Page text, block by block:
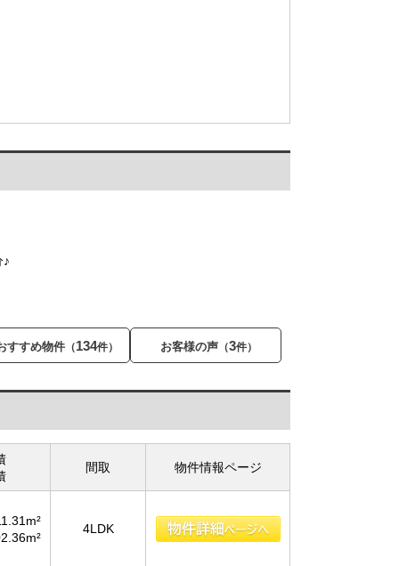
すすめ物件 （134件） お客様の声（3件）
間取 物件情報ページ
4LDK